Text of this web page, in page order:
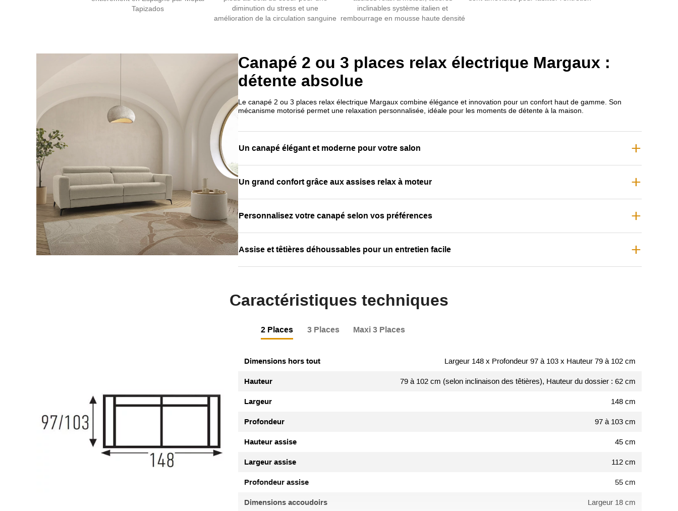
pratique grâce à ses housses déhoussables.
Tapizados
diminution du stress et une
amélioration de la circulation sanguine
inclinables système italien et
rembourrage en mousse haute densité
Canapé 2 ou 3 places relax électrique Margaux :
détente absolue
Le canapé 2 ou 3 places relax électrique Margaux combine élégance et innovation pour un confort haut de gamme. Son
mécanisme motorisé permet une relaxation personnalisée, idéale pour les moments de détente à la maison.
Un canapé élégant et moderne pour votre salon
Un grand confort grâce aux assises relax à moteur
Personnalisez votre canapé selon vos préférences
Assise et têtières déhoussables pour un entretien facile
Caractéristiques techniques
2 Places 3 Places Maxi 3 Places
Dimensions hors tout Largeur 148 x Profondeur 97 à 103 x Hauteur 79 à 102 cm
Hauteur 79 à 102 cm (selon inclinaison des têtières), Hauteur du dossier : 62 cm
Largeur 148 cm
Profondeur 97 à 103 cm
Hauteur assise 45 cm
Largeur assise 112 cm
Profondeur assise 55 cm
Dimensions accoudoirs Largeur 18 cm